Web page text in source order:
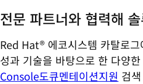
전문 파트너와 협력해
Red Hat® 에코시스템 카탈로
성과 기술을 바탕으로 한 다양
Console도큐멘테이션지원 검색